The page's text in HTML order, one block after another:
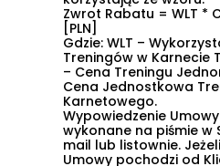
Zwrot Rabatu = WLT *
[PLN]
Gdzie: WLT –
Treningów w Karnecie
– Cena Treningu
Cena Jednostkowa
Karnetowego.
Wypowiedzenie
wykonane na piśmie w
mail lub listownie.
Umowy pochodzi od